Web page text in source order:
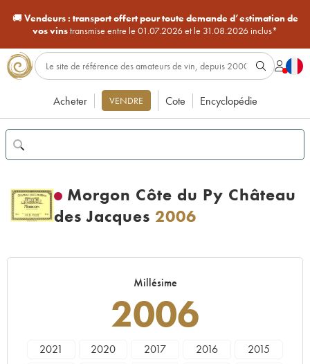
🚚Vendeurs : transport offert pour toute demande d’estimation de
vos vinstransmise entre le 01.07.2026 et le 31.08.2026 inclus*
Acheter VENDRE Cote Encyclopédie
Morgon Côte du Py Château
des Jacques 2006
Millésime
2006
2021 2020 2017 2016
2015